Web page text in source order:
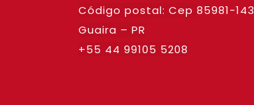
Código postal: Cep 85981-143
Guaira – PR
+55 44 99105 5208